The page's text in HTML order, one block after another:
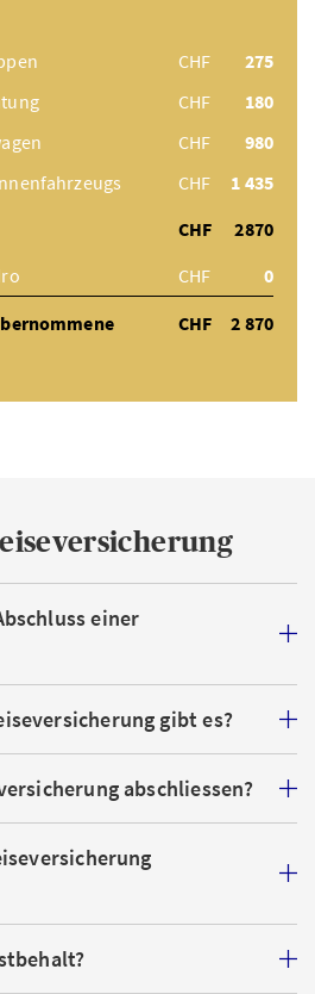
CHF
275
CHF
180
CHF
980
CHF
1 435
CHF
2870
CHF
0
CHF 2 870
einer
gibt es?
abschliessen?